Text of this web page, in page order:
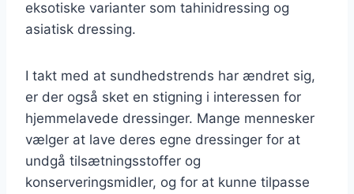
eksotiske varianter som tahinidressing og
asiatisk dressing.
I takt med at sundhedstrends har ændret sig,
er der også sket en stigning i interessen for
hjemmelavede dressinger. Mange mennesker
vælger at lave deres egne dressinger for at
undgå tilsætningsstoffer og
konserveringsmidler, og for at kunne tilpasse